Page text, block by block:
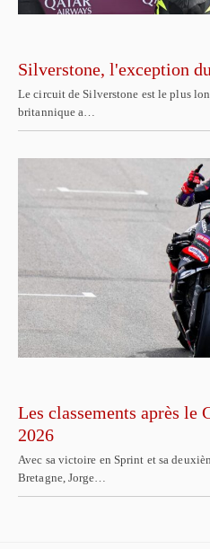
Silverstone, l'exception
Le circuit de Silverstone est le plus
britannique a…
Les classements après le
2026
Avec sa victoire en Sprint et sa
Bretagne, Jorge…